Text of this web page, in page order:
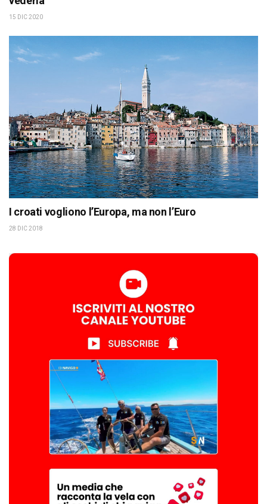
15 DIC 2020
I croati vogliono l’Europa, ma non l’Euro
28 DIC 2018